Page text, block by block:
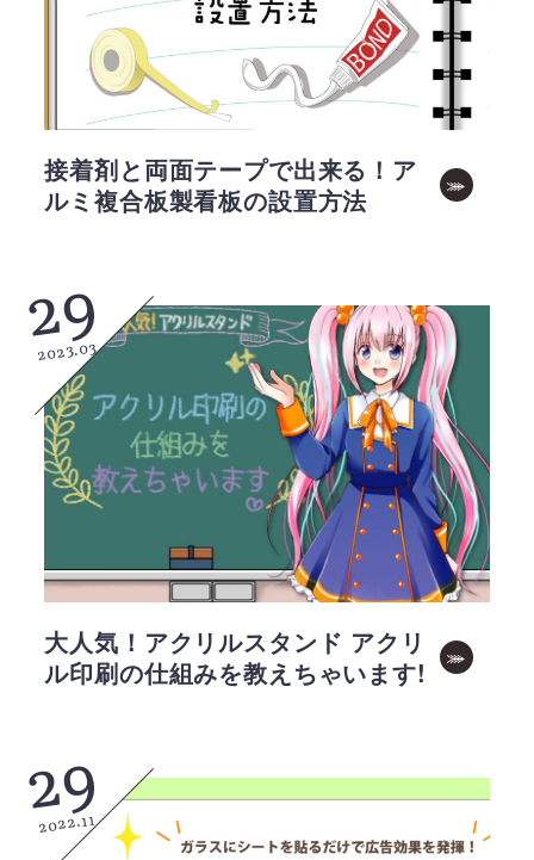
接着剤と両面テープで出来る！ア
ルミ複合板製看板の設置方法
29
2023.03
大人気！アクリルスタンド アクリ
ル印刷の仕組みを教えちゃいます!
29
2022.11